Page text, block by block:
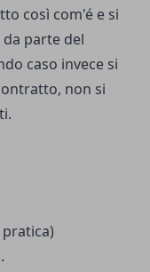
così com'é e si
parte del
caso invece si
non si